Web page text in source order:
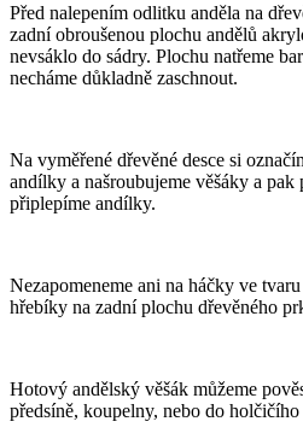
Před nalepením odlitku anděla na
zadní obroušenou plochu andělů
nevsáklo do sádry. Plochu natřeme
necháme důkladně zaschnout.
Na vyměřené dřevěné desce si
andílky a našroubujeme věšáky a pak
připlepíme andílky.
Nezapomeneme ani na háčky ve
hřebíky na zadní plochu dřevěného
Hotový andělský věšák můžeme
předsíně, koupelny, nebo do